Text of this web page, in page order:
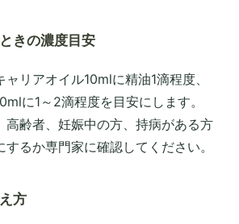
きの濃度目安
リアオイル10mlに精油1滴程度、
に1～2滴程度を目安にします。
高齢者、妊娠中の方、持病がある方
るか専門家に確認してください。
方